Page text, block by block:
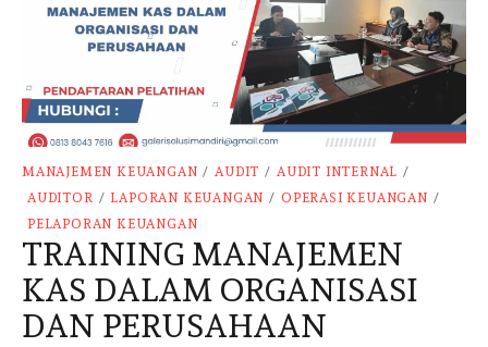
MANAJEMEN KEUANGAN / AUDIT / AUDIT INTERNAL /
AUDITOR / LAPORAN KEUANGAN / OPERASI KEUANGAN /
PELAPORAN KEUANGAN
TRAINING MANAJEMEN
KAS DALAM ORGANISASI
DAN PERUSAHAAN